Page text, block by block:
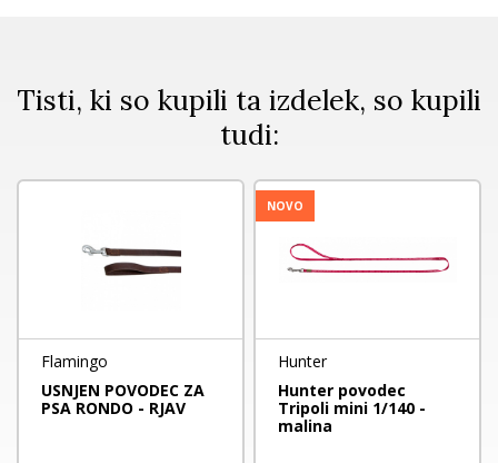
Tisti, ki so kupili ta izdelek, so kupili
tudi:
Flamingo
USNJEN POVODEC ZA
PSA RONDO - RJAV
NOVO
Hunter
Hunter povodec
Tripoli mini 1/140 -
malina